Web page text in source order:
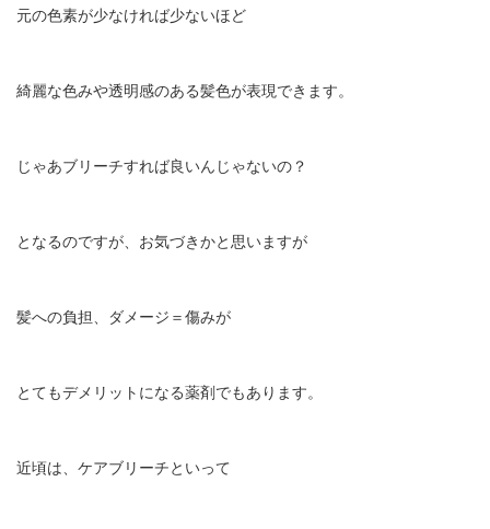
元の色素が少なければ少ないほど
綺麗な色みや透明感のある髪色が表現できます。
じゃあブリーチすれば良いんじゃないの？
となるのですが、お気づきかと思いますが
髪への負担、ダメージ＝傷みが
とてもデメリットになる薬剤でもあります。
近頃は、ケアブリーチといって